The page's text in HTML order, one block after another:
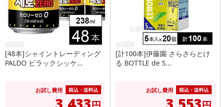
[48本]シャイントレーディング
PALDO ビラックシッケ...
お試し費用 税込・送料込
[計100本]伊藤園 さらさらとけ
る BOTTLE de S...
お試し費用 税込・送料込